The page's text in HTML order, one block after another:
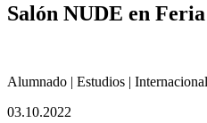
Salón NUDE en
Alumnado | Estudios |
03.10.2022